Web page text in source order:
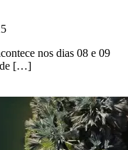
nos dias 08 e 09
de […]